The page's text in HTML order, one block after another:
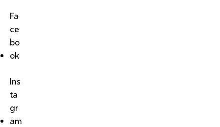
Fa
ce
bo
ok
Ins
ta
gr
am